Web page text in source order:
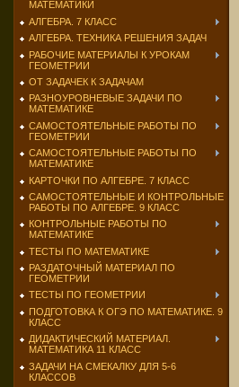
МАТЕМАТИКИ
АЛГЕБРА. 7 КЛАСС
АЛГЕБРА. ТЕХНИКА РЕШЕНИЯ ЗАДАЧ
РАБОЧИЕ МАТЕРИАЛЫ К УРОКАМ
ГЕОМЕТРИИ
ОТ ЗАДАЧЕК К ЗАДАЧАМ
РАЗНОУРОВНЕВЫЕ ЗАДАЧИ ПО
МАТЕМАТИКЕ
САМОСТОЯТЕЛЬНЫЕ РАБОТЫ ПО
ГЕОМЕТРИИ
САМОСТОЯТЕЛЬНЫЕ РАБОТЫ ПО
МАТЕМАТИКЕ
КАРТОЧКИ ПО АЛГЕБРЕ. 7 КЛАСС
САМОСТОЯТЕЛЬНЫЕ И КОНТРОЛЬНЫЕ
РАБОТЫ ПО АЛГЕБРЕ. 9 КЛАСС
КОНТРОЛЬНЫЕ РАБОТЫ ПО
МАТЕМАТИКЕ
ТЕСТЫ ПО МАТЕМАТИКЕ
РАЗДАТОЧНЫЙ МАТЕРИАЛ ПО
ГЕОМЕТРИИ
ТЕСТЫ ПО ГЕОМЕТРИИ
ПОДГОТОВКА К ОГЭ ПО МАТЕМАТИКЕ. 9
КЛАСС
ДИДАКТИЧЕСКИЙ МАТЕРИАЛ.
МАТЕМАТИКА 11 КЛАСС
ЗАДАЧИ НА СМЕКАЛКУ ДЛЯ 5-6
КЛАССОВ